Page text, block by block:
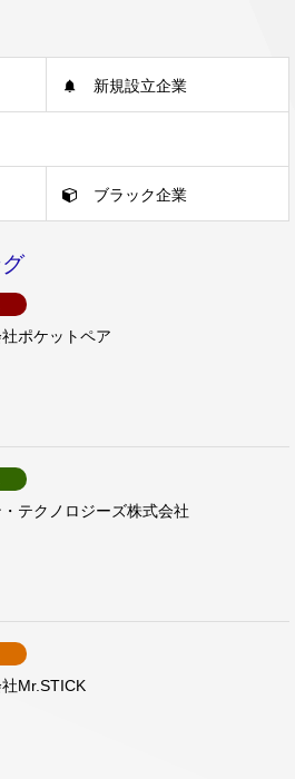
新規設立企業
ブラック企業
ポケットペア
・テクノロジーズ株式会社
Mr.STICK